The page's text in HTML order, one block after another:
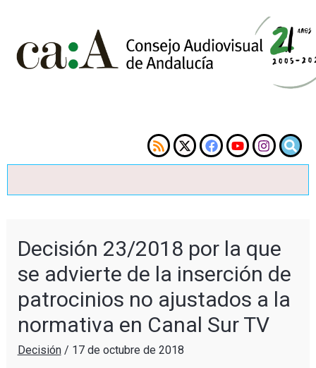
Decisión 23/2018 por la que
se advierte de la inserción de
patrocinios no ajustados a la
normativa en Canal Sur TV
Decisión/ 17 de octubre de 2018